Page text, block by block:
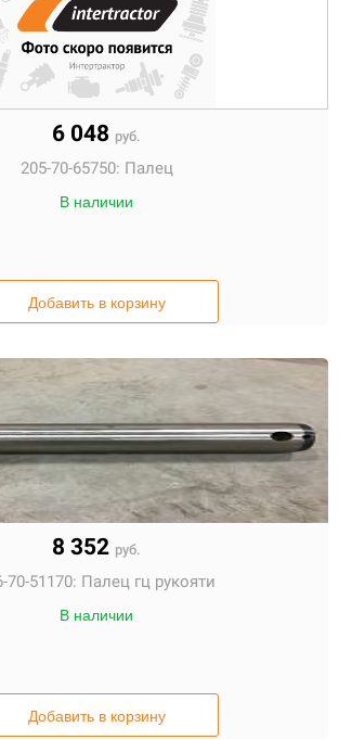
6 048 руб.
205-70-65750: Палец
В наличии
Добавить в корзину
8 352 руб.
70-51170: Палец гц рукояти
В наличии
Добавить в корзину